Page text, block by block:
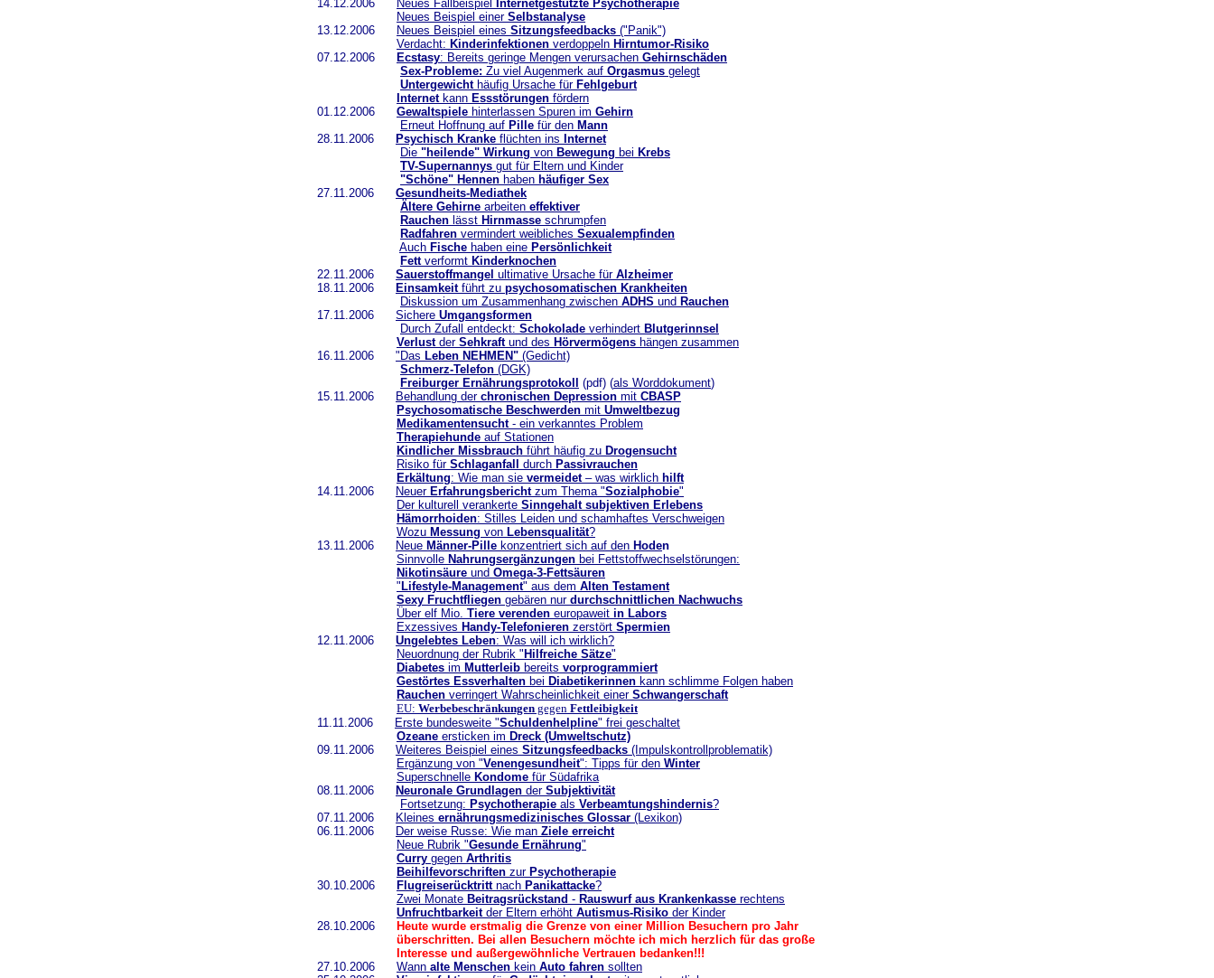
14.12.2006
Neues Fallbeispiel
Internetgestützte Psychotherapie
Neues Beispiel einerSelbstanalyse
13.12.2006
Neues Beispiel eines Sitzungsfeedbacks ("Panik")
Verdacht: Kinderinfektionen verdoppeln Hirntumor-Risiko
07.12.2006
Ecstasy: Bereits geringe Mengen verursachen Gehirnschäden
Sex-Probleme: Zu viel Augenmerk auf Orgasmus gelegt
Untergewichthäufig Ursache für Fehlgeburt
Internetkann Essstörungen fördern
01.12.2006 Gewaltspiele hinterlassen Spuren im Gehirn
Erneut Hoffnung auf Pille für den Mann
28.11.2006
Psychisch Kranke flüchten ins Internet
Die "heilende" Wirkung von Bewegung bei Krebs
TV-Supernannys gut für Eltern und Kinder
"Schöne" Hennen haben häufiger Sex
27.11.2006 Gesundheits-Mediathek
Ältere Gehirne arbeiten effektiver
Rauchen lässt Hirnmasse schrumpfen
Radfahren vermindert weibliches Sexualempfinden
Auch Fische haben eine Persönlichkeit
Fettverformt Kinderknochen
22.11.2006 Sauerstoffmangel ultimative Ursache für Alzheimer
18.11.2006
Einsamkeitführt zu psychosomatischen Krankheiten
Diskussion um Zusammenhang zwischen ADHS und Rauchen
17.11.2006 Sichere Umgangsformen
Durch Zufall entdeckt: Schokolade verhindert Blutgerinnsel
Verlustder Sehkraftund des Hörvermögens hängen zusammen
16.11.2006 "Das Leben NEHMEN" (Gedicht)
Schmerz-Telefon (DGK)
Freiburger Ernährungsprotokoll
(pdf) (als Worddokument)
15.11.2006
Behandlung der chronischen Depression mit CBASP
Psychosomatische Beschwerden mit Umweltbezug
Medikamentensucht- ein verkanntes Problem
Therapiehunde auf Stationen
Kindlicher Missbrauch führt häufig zu Drogensucht
Risiko für Schlaganfall durch Passivrauchen
Erkältung: Wie man sie vermeidet– was wirklich hilft
14.11.2006
Neuer Erfahrungsberichtzum Thema "Sozialphobie"
Der kulturell verankerte Sinngehalt subjektiven Erlebens
Hämorrhoiden: Stilles Leiden und schamhaftes Verschweigen
Wozu Messung von Lebensqualität?
13.11.2006
Neue Männer-Pille konzentriert sich auf den Hoden
Sinnvolle Nahrungsergänzungen bei Fettstoffwechselstörungen:
Nikotinsäure und Omega-3-Fettsäuren
" Lifestyle-Management" aus dem Alten Testament
Sexy Fruchtfliegen gebären nur durchschnittlichen Nachwuchs
Über elf Mio. Tiere verenden europaweit in Labors
Exzessives Handy-Telefonieren zerstört Spermien
12.11.2006 Ungelebtes Leben: Was will ich wirklich?
Neuordnung der Rubrik " Hilfreiche Sätze"
Diabetes im Mutterleib bereits vorprogrammiert
Gestörtes Essverhalten bei Diabetikerinnen kann schlimme Folgen haben
Rauchen verringert Wahrscheinlichkeit einer Schwangerschaft
EU: Werbebeschränkungen gegen Fettleibigkeit
11.11.2006
Erste bundesweite "Schuldenhelpline" frei geschaltet
Ozeane ersticken im Dreck (Umweltschutz)
09.11.2006 Weiteres Beispiel eines Sitzungsfeedbacks (Impulskontrollproblematik)
Ergänzung von "Venengesundheit": Tipps für den Winter
Superschnelle Kondome für Südafrika
08.11.2006
Neuronale Grundlagen der Subjektivität
Fortsetzung: Psychotherapie als Verbeamtungshindernis?
07.11.2006
Kleines ernährungsmedizinisches Glossar (Lexikon)
06.11.2006
Der weise Russe: Wie man Ziele erreicht
Neue Rubrik "Gesunde Ernährung"
Curry gegen Arthritis
Beihilfevorschriften zur Psychotherapie
30.10.2006
Flugreiserücktrittnach Panikattacke?
Zwei Monate Beitragsrückstand - Rauswurf aus Krankenkasse rechtens
Unfruchtbarkeitder Eltern erhöht Autismus-Risiko der Kinder
28.10.2006
Heute wurde erstmalig die Grenze von einer Million Besuchern pro Jahr
überschritten. Bei allen Besuchern möchte ich mich herzlich für das große
Interesse und außergewöhnliche Vertrauen bedanken!!!
27.10.2006 Wann alte Menschen kein Auto fahren sollten